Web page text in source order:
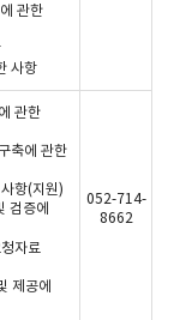
관한
사항
관한
축에 관한
항(지원)
검증에
자료
제공에
052-714-
8662